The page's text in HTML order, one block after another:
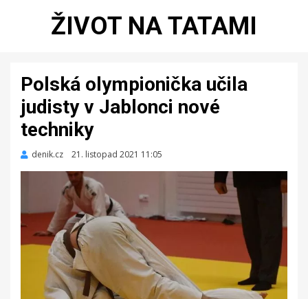
ŽIVOT NA TATAMI
Polská olympionička učila
judisty v Jablonci nové
techniky
denik.cz
Zveřejněno
21. listopad 2021 11:05